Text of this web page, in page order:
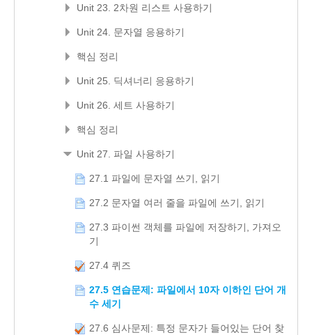
Unit 23. 2차원 리스트 사용하기
Unit 24. 문자열 응용하기
핵심 정리
Unit 25. 딕셔너리 응용하기
Unit 26. 세트 사용하기
핵심 정리
Unit 27. 파일 사용하기
27.1 파일에 문자열 쓰기, 읽기
27.2 문자열 여러 줄을 파일에 쓰기, 읽기
27.3 파이썬 객체를 파일에 저장하기, 가져오
기
27.4 퀴즈
27.5 연습문제: 파일에서 10자 이하인 단어 개
수 세기
27.6 심사문제: 특정 문자가 들어있는 단어 찾